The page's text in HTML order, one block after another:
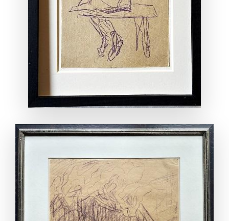
ANSEHEN